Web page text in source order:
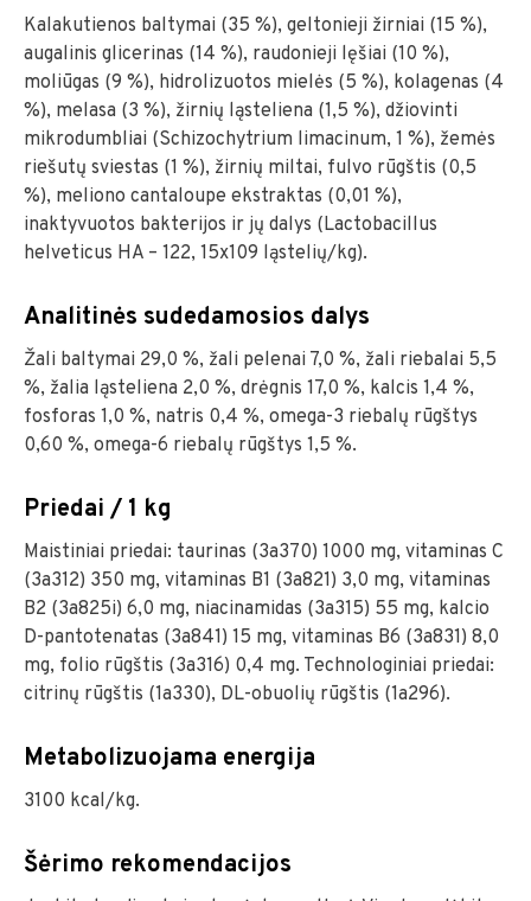
Kalakutienos baltymai (35 %), geltonieji žirniai (15 %),
augalinis glicerinas (14 %), raudonieji lęšiai (10 %),
moliūgas (9 %), hidrolizuotos mielės (5 %), kolagenas (4
%), melasa (3 %), žirnių ląsteliena (1,5 %), džiovinti
mikrodumbliai (Schizochytrium limacinum, 1 %), žemės
riešutų sviestas (1 %), žirnių miltai, fulvo rūgštis (0,5
%), meliono cantaloupe ekstraktas (0,01 %),
inaktyvuotos bakterijos ir jų dalys (Lactobacillus
helveticus HA – 122, 15x109 ląstelių/kg).
Analitinės sudedamosios dalys
Žali baltymai 29,0 %, žali pelenai 7,0 %, žali riebalai 5,5
%, žalia ląsteliena 2,0 %, drėgnis 17,0 %, kalcis 1,4 %,
fosforas 1,0 %, natris 0,4 %, omega-3 riebalų rūgštys
0,60 %, omega-6 riebalų rūgštys 1,5 %.
Priedai / 1 kg
Maistiniai priedai: taurinas (3a370) 1000 mg, vitaminas C
(3a312) 350 mg, vitaminas B1 (3a821) 3,0 mg, vitaminas
B2 (3a825i) 6,0 mg, niacinamidas (3a315) 55 mg, kalcio
D-pantotenatas (3a841) 15 mg, vitaminas B6 (3a831) 8,0
mg, folio rūgštis (3a316) 0,4 mg. Technologiniai priedai:
citrinų rūgštis (1a330), DL-obuolių rūgštis (1a296).
Metabolizuojama energija
3100 kcal/kg.
Šėrimo rekomendacijos